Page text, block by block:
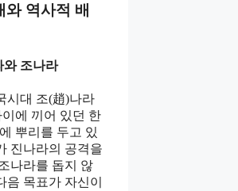
와 역사적 배
와 조나라
시대 조(趙)나라
에 끼어 있던 한
뿌리를 두고 있
진나라의 공격을
나라를 돕지 않
음 목표가 자신이